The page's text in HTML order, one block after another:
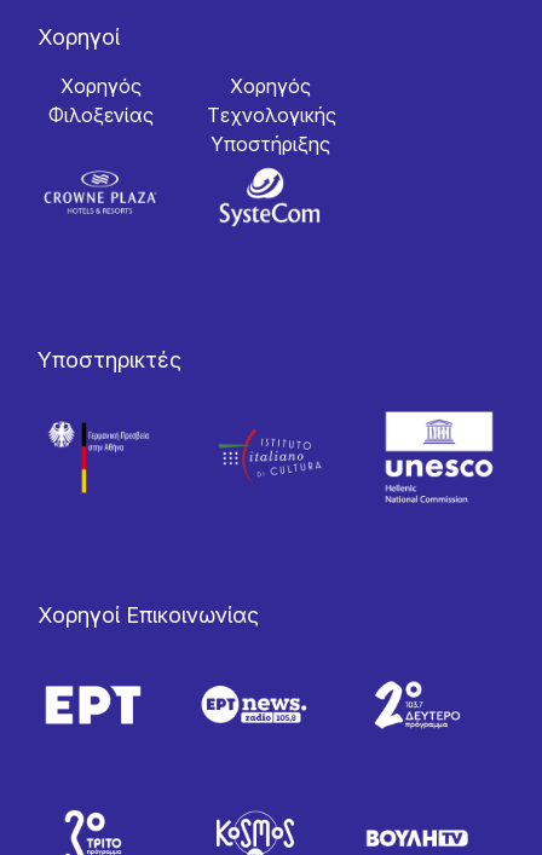
Χορηγοί
Χορηγός
Φιλοξενίας
Χορηγός
Tεχνολογικής
Yποστήριξης
Υποστηρικτές
Χορηγοί Επικοινωνίας